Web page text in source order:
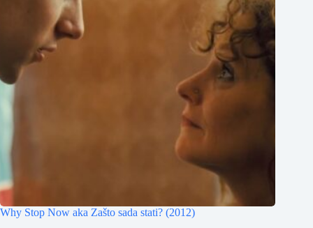
Why Stop Now aka Zašto sada stati? (2012)